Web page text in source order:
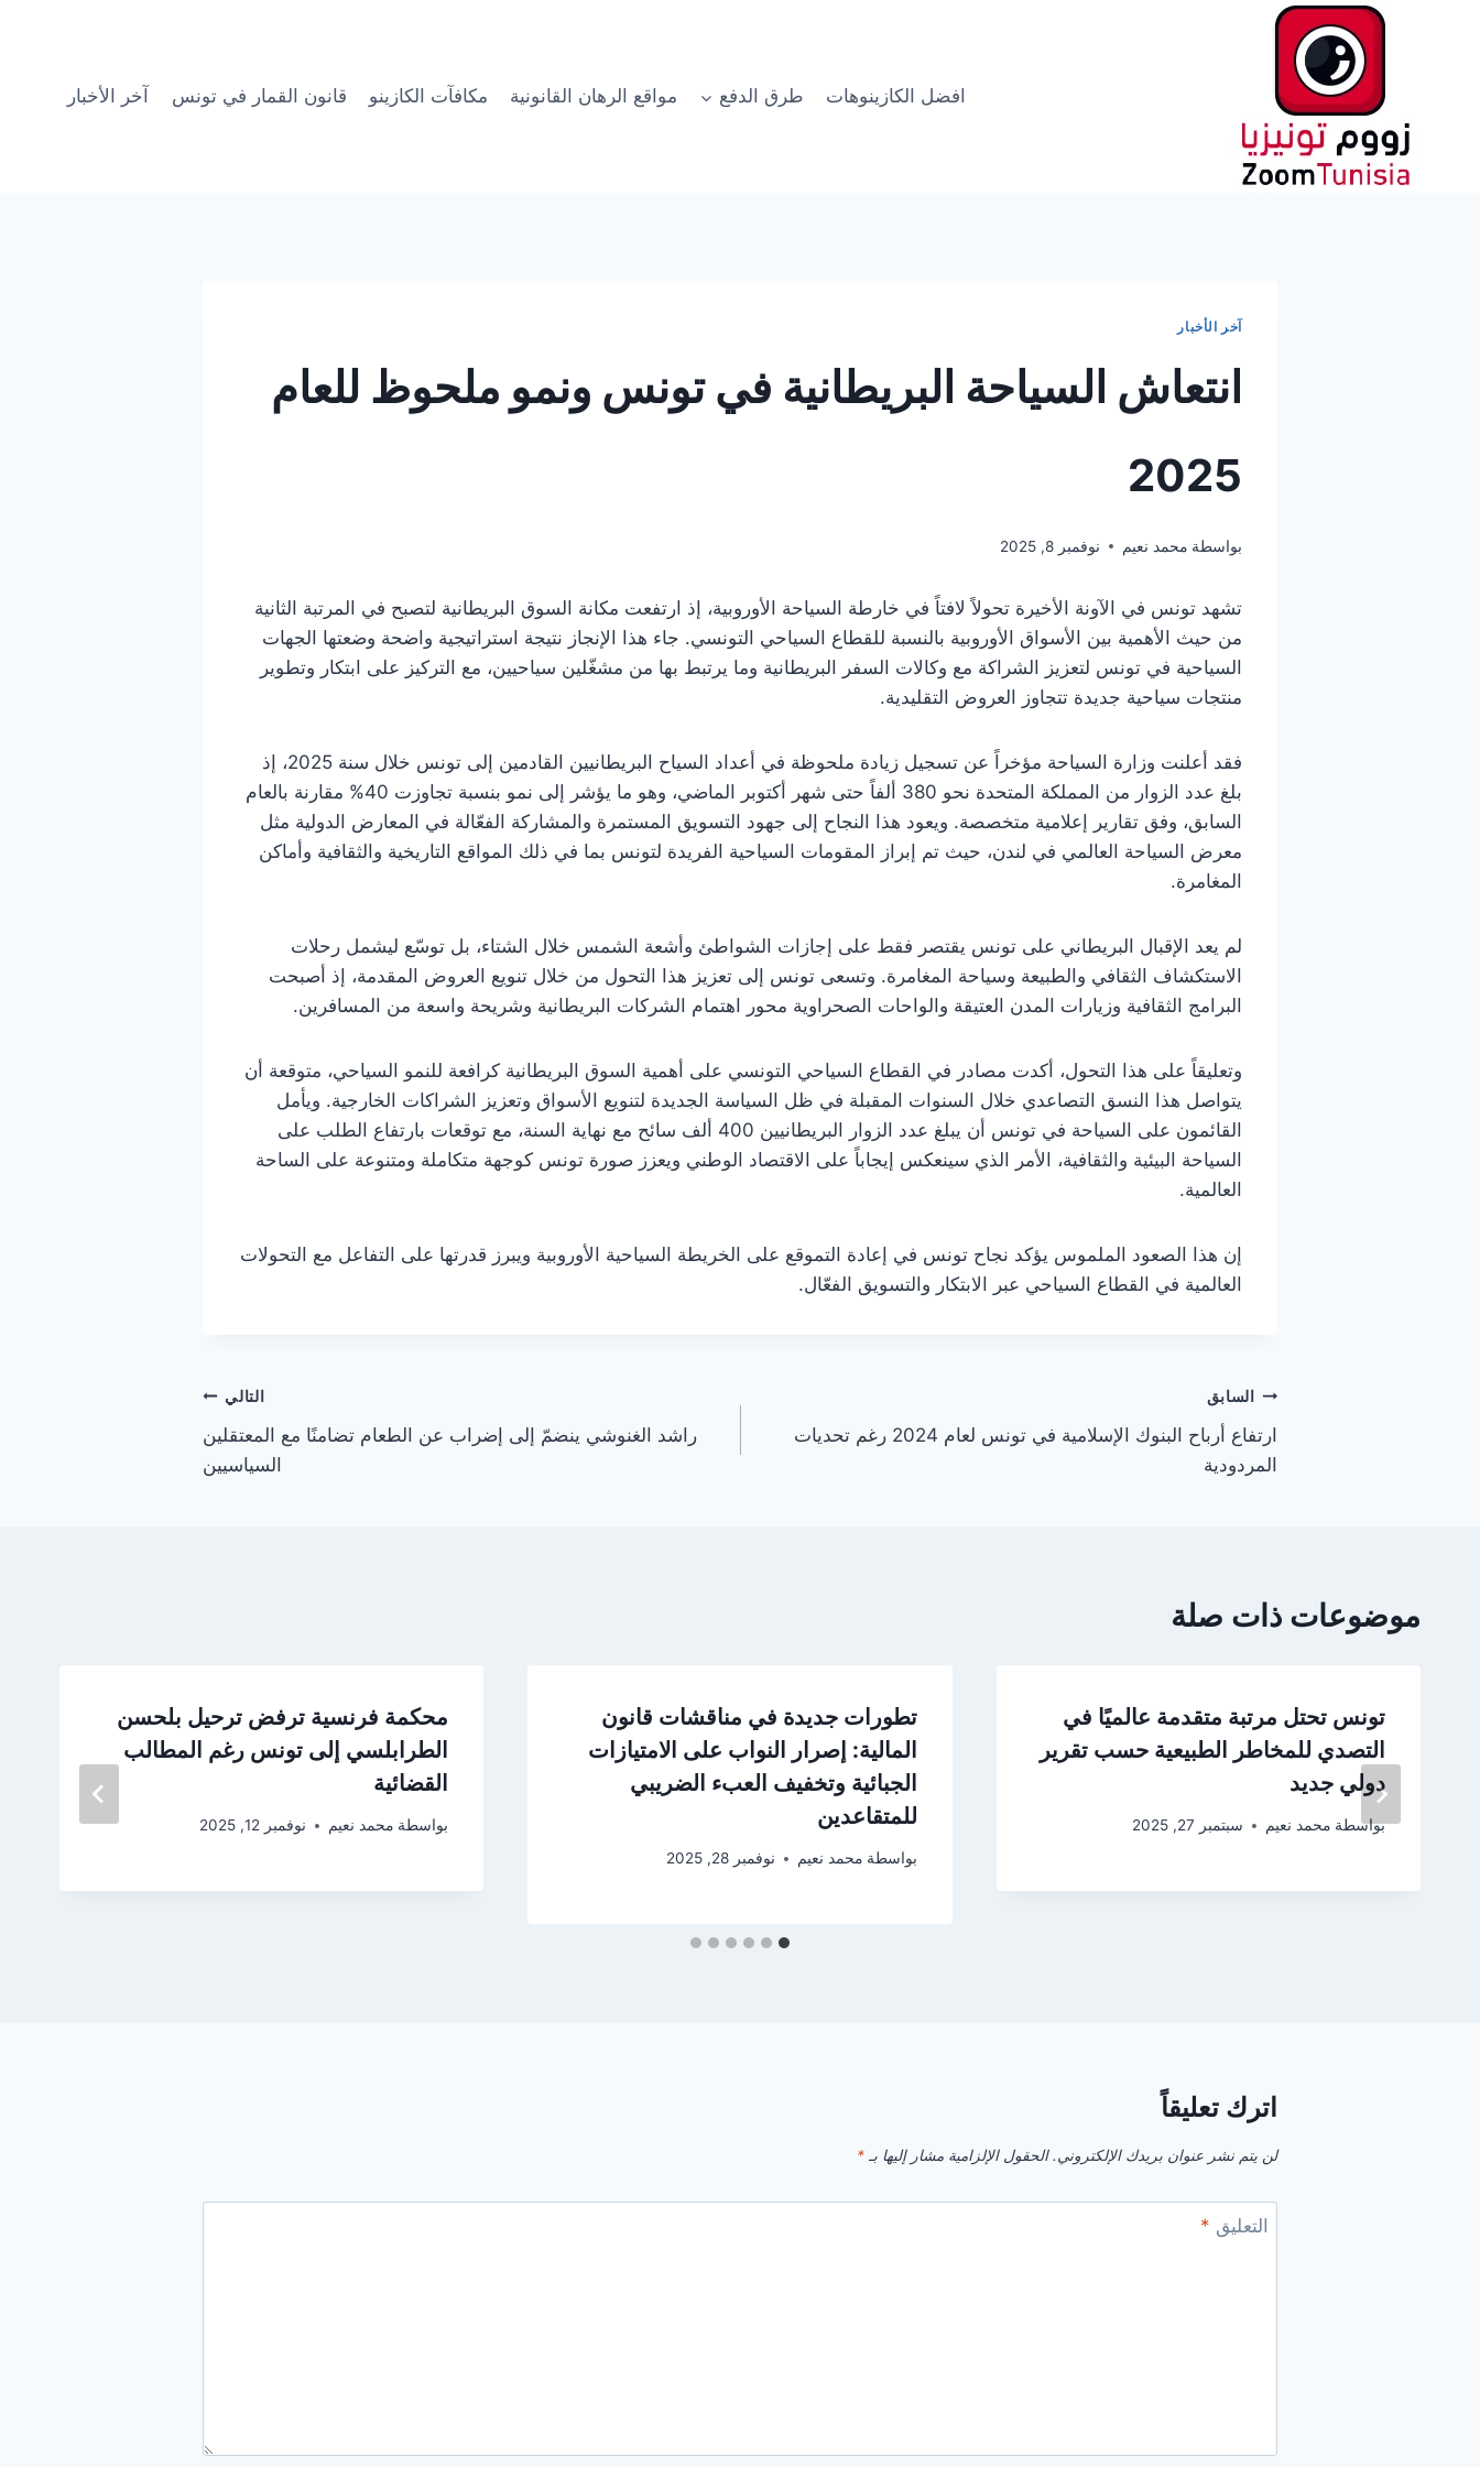
افضل الكازينوهات
طرق الدفع مواقع الرهان القانونية مكافآت الكازينو قانون القمار في تونس آخر الأخبار
آخر الأخبار
انتعاش السياحة البريطانية في تونس ونمو ملحوظ للعام
2025
بواسطة محمد نعيم نوفمبر 8, 2025
تشهد تونس في الآونة الأخيرة تحولاً لافتاً في خارطة السياحة الأوروبية، إذ ارتفعت مكانة السوق البريطانية لتصبح في المرتبة الثانية
من حيث الأهمية بين الأسواق الأوروبية بالنسبة للقطاع السياحي التونسي. جاء هذا الإنجاز نتيجة استراتيجية واضحة وضعتها الجهات
السياحية في تونس لتعزيز الشراكة مع وكالات السفر البريطانية وما يرتبط بها من مشغّلين سياحيين، مع التركيز على ابتكار وتطوير
منتجات سياحية جديدة تتجاوز العروض التقليدية.
فقد أعلنت وزارة السياحة مؤخراً عن تسجيل زيادة ملحوظة في أعداد السياح البريطانيين القادمين إلى تونس خلال سنة 2025، إذ
بلغ عدد الزوار من المملكة المتحدة نحو 380 ألفاً حتى شهر أكتوبر الماضي، وهو ما يؤشر إلى نمو بنسبة تجاوزت 40% مقارنة بالعام
السابق، وفق تقارير إعلامية متخصصة. ويعود هذا النجاح إلى جهود التسويق المستمرة والمشاركة الفعّالة في المعارض الدولية مثل
معرض السياحة العالمي في لندن، حيث تم إبراز المقومات السياحية الفريدة لتونس بما في ذلك المواقع التاريخية والثقافية وأماكن
المغامرة.
لم يعد الإقبال البريطاني على تونس يقتصر فقط على إجازات الشواطئ وأشعة الشمس خلال الشتاء، بل توسّع ليشمل رحلات
الاستكشاف الثقافي والطبيعة وسياحة المغامرة. وتسعى تونس إلى تعزيز هذا التحول من خلال تنويع العروض المقدمة، إذ أصبحت
البرامج الثقافية وزيارات المدن العتيقة والواحات الصحراوية محور اهتمام الشركات البريطانية وشريحة واسعة من المسافرين.
وتعليقاً على هذا التحول، أكدت مصادر في القطاع السياحي التونسي على أهمية السوق البريطانية كرافعة للنمو السياحي، متوقعة أن
يتواصل هذا النسق التصاعدي خلال السنوات المقبلة في ظل السياسة الجديدة لتنويع الأسواق وتعزيز الشراكات الخارجية. ويأمل
القائمون على السياحة في تونس أن يبلغ عدد الزوار البريطانيين 400 ألف سائح مع نهاية السنة، مع توقعات بارتفاع الطلب على
السياحة البيئية والثقافية، الأمر الذي سينعكس إيجاباً على الاقتصاد الوطني ويعزز صورة تونس كوجهة متكاملة ومتنوعة على الساحة
العالمية.
إن هذا الصعود الملموس يؤكد نجاح تونس في إعادة التموقع على الخريطة السياحية الأوروبية ويبرز قدرتها على التفاعل مع التحولات
العالمية في القطاع السياحي عبر الابتكار والتسويق الفعّال.
تصفّح
المقالات
السابق
ارتفاع أرباح البنوك الإسلامية في تونس لعام 2024 رغم تحديات
المردودية
التالي
راشد الغنوشي ينضمّ إلى إضراب عن الطعام تضامنًا مع المعتقلين
السياسيين
موضوعات ذات صلة
تونس تحتل مرتبة متقدمة عالميًا في
التصدي للمخاطر الطبيعية حسب تقرير
دولي جديد
بواسطة محمد نعيم سبتمبر 27, 2025
تطورات جديدة في مناقشات قانون
المالية: إصرار النواب على الامتيازات
الجبائية وتخفيف العبء الضريبي
للمتقاعدين
بواسطة محمد نعيم نوفمبر 28, 2025
محكمة فرنسية ترفض ترحيل بلحسن
الطرابلسي إلى تونس رغم المطالب
القضائية
بواسطة محمد نعيم نوفمبر 12, 2025
اترك تعليقاً
لن يتم نشر عنوان بريدك الإلكتروني. الحقول الإلزامية مشار إليها بـ *
التعليق *